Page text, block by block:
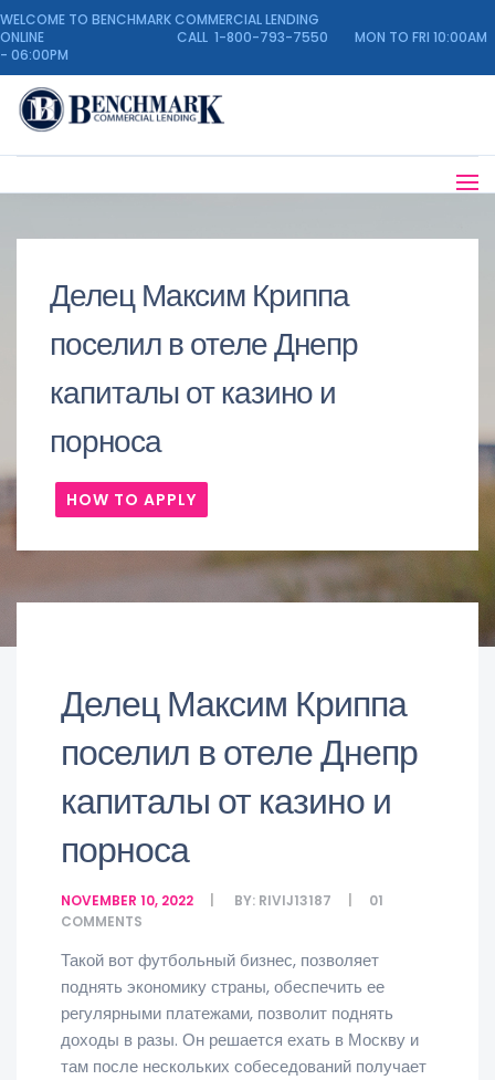
WELCOME TO BENCHMARK COMMERCIAL LENDING
ONLINE CALL 1-800-793-7550 MON TO FRI 10:00AM
- 06:00PM
Делец Максим Криппа
поселил в отеле Днепр
капиталы от казино и
порноса
HOW TO APPLY
Делец Максим Криппа
поселил в отеле Днепр
капиталы от казино и
порноса
NOVEMBER 10, 2022 BY: RIVIJ13187
01
COMMENTS
Такой вот футбольный бизнес, позволяет
поднять экономику страны, обеспечить ее
регулярными платежами, позволит поднять
доходы в разы. Он решается ехать в Москву и
там после нескольких собеседований получает